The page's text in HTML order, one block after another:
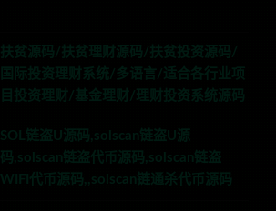
扶贫源码/扶贫理财源码/扶贫投资源码/
国际投资理财系统/多语言/适合各行业项
目投资理财/基金理财/理财投资系统源码
SOL链盗U源码,solscan链盗U源
码,solscan链盗代币源码,solscan链盗
WIFI代币源码,,solscan链通杀代币源码